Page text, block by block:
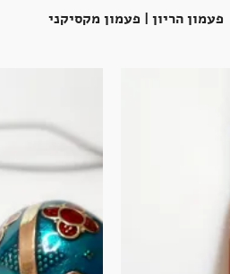
פעמון הריון | פעמון מקסיקני